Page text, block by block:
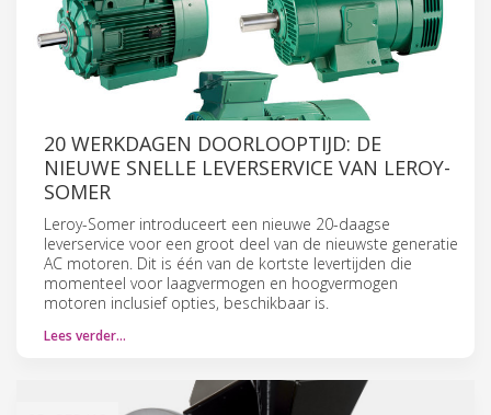
20 WERKDAGEN DOORLOOPTIJD: DE
NIEUWE SNELLE LEVERSERVICE VAN LEROY-
SOMER
Leroy-Somer introduceert een nieuwe 20-daagse
leverservice voor een groot deel van de nieuwste generatie
AC motoren. Dit is één van de kortste levertijden die
momenteel voor laagvermogen en hoogvermogen
motoren inclusief opties, beschikbaar is.
Lees verder…